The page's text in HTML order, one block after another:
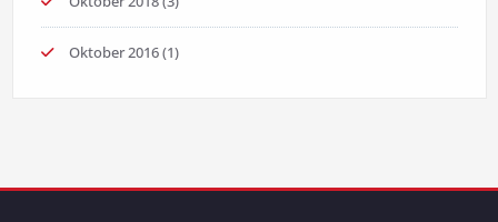
Oktober 2016(1)